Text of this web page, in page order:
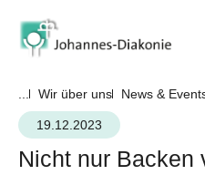
... Wir über uns News &
19.12.2023
Nicht nur Backen